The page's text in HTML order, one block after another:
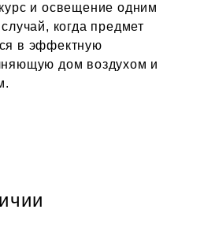
и освещение одним
когда предмет
в эффектную
дом воздухом и